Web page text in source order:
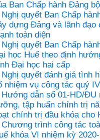
Ban Chấp hành Đảng
Nghị quyết Ban Chấp
dựng Đảng và lãnh
toàn diện
Nghị quyết Ban Chấp
học Huế theo định
Đại học hai cấp
Nghị quyết đánh giá tình
nhiệm vụ công tác quý
Hướng dẫn số 01-HD/ĐU
tập huấn chính trị
chính trị đầu khóa cho
Chương trình công tác
khóa VI nhiệm kỳ